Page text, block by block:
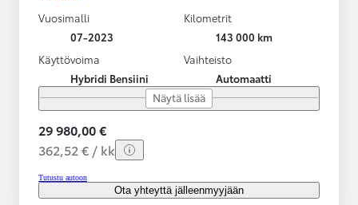
Vuosimalli
07-2023
Kilometrit
143 000 km
Käyttövoima
Hybridi Bensiini
Vaihteisto
Automaatti
Näytä lisää
29 980,00 €
362,52 € / kk
Tutustu autoon
Ota yhteyttä jälleenmyyjään